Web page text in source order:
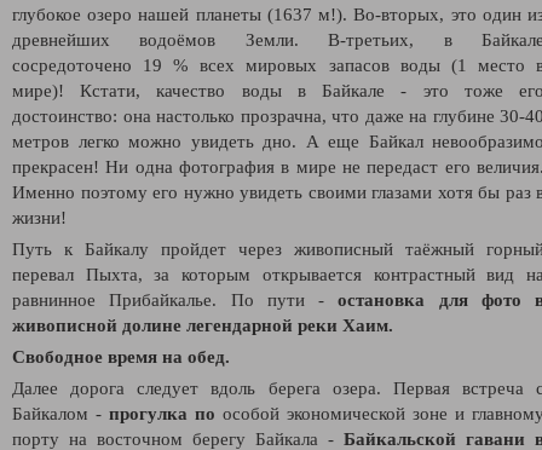
глубокое озеро нашей планеты (1637 м!). Во-вторых, это один
древнейших водоёмов Земли. В-третьих, в
сосредоточено 19 % всех мировых запасов воды (1 место
мире)! Кстати, качество воды в Байкале - это тоже
достоинство: она настолько прозрачна, что даже на глубине 30-
метров легко можно увидеть дно. А еще Байкал
прекрасен! Ни одна фотография в мире не передаст его
Именно поэтому его нужно увидеть своими глазами хотя бы раз
жизни!
Путь к Байкалу пройдет через живописный таёжный
перевал Пыхта, за которым открывается контрастный вид
равнинное Прибайкалье. По пути -остановка для фото
живописной долине легендарной реки Хаим.
Свободное время на обед.
Далее дорога следует вдоль берега озера. Первая встреча
Байкалом - прогулка по особой экономической зоне и
порту на восточном берегу Байкала - Байкальской гавани